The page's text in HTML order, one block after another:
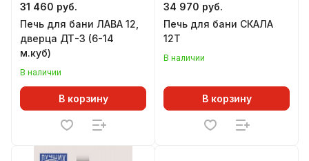
31 460 руб.
Печь для бани ЛАВА 12,
дверца ДТ-3 (6-14
м.куб)
В наличии
В корзину
34 970 руб.
Печь для бани СКАЛА
12Т
В наличии
В корзину